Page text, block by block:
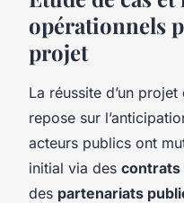
opérationnels
projet
La réussite d’un projet
repose sur
acteurs publics ont
initial via des contrats
des partenariats